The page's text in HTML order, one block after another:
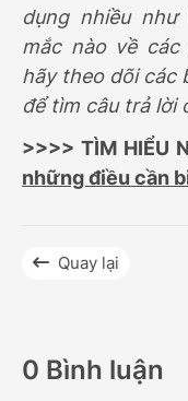
dụng nhiều như
mắc nào về các
hãy theo dõi các
để tìm câu trả lời
>>>> TÌM HIỂU
những điều cần
Quay lại
0 Bình luận